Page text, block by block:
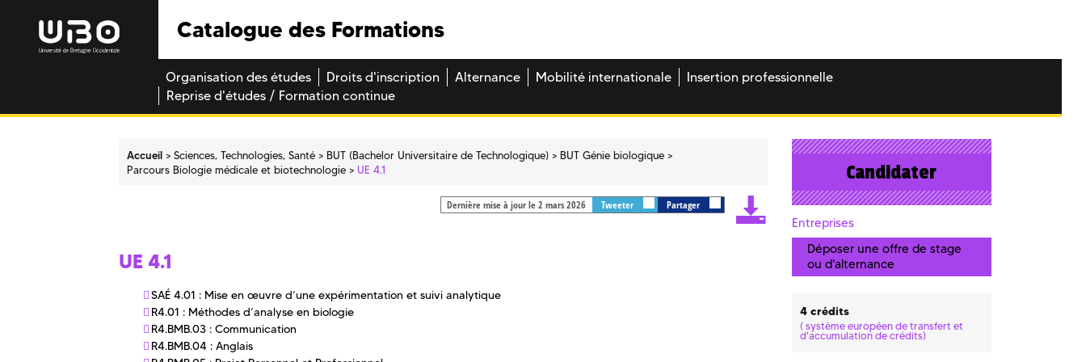
Catalogue des Formations
Organisation des études Droits d'inscription Alternance Mobilité internationale
Insertion professionnelle
Reprise d'études / Formation continue
Accueil Sciences, Technologies, Santé BUT (Bachelor Universitaire de Technologique)
BUT Génie biologique
Parcours Biologie médicale et biotechnologie
UE 4.1
Dernière mise à jour le 2 mars 2026 Tweeter Partager
UE 4.1
SAÉ 4.01 : Mise en œuvre d’une expérimentation et suivi analytique
R4.01 : Méthodes d’analyse en biologie
R4.BMB.03 : Communication
R4.BMB.04 : Anglais
Candidater
Entreprises
Déposer une offre de stage
ou d'alternance
4 crédits
( système européen de transfert et
d'accumulation de crédits)